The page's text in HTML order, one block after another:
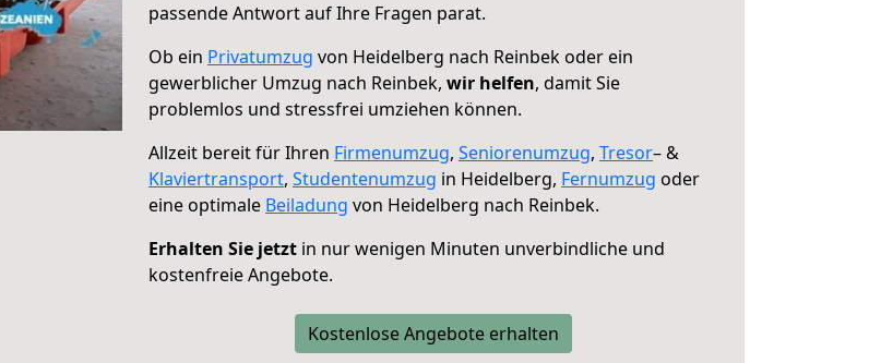
passende Antwort auf Ihre Fragen parat.
Ob ein Privatumzug von Heidelberg nach Reinbek oder ein
gewerblicher Umzug nach Reinbek, wir helfen, damit Sie
problemlos und stressfrei umziehen können.
Allzeit bereit für Ihren Firmenumzug, Seniorenumzug, Tresor– &
Klaviertransport, Studentenumzug in Heidelberg, Fernumzug oder
eine optimale Beiladung von Heidelberg nach Reinbek.
Erhalten Sie jetzt in nur wenigen Minuten unverbindliche und
kostenfreie Angebote.
Kostenlose Angebote erhalten